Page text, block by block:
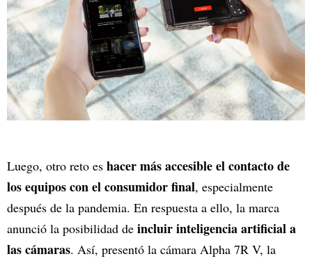
Luego, otro reto es hacer más accesible el contacto de
los equipos con el consumidor final, especialmente
después de la pandemia. En respuesta a ello, la marca
anunció la posibilidad de incluir inteligencia artificial a
las cámaras. Así, presentó la cámara Alpha 7R V, la